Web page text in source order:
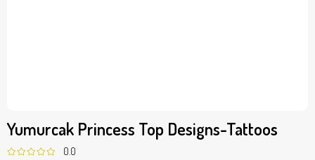
Yumurcak Princess Top Designs-Tattoos
0.0